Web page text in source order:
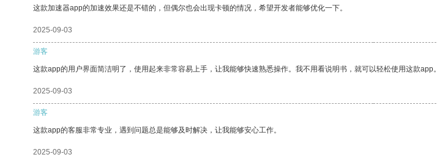
这款加速器app的加速效果还是不错的，但偶尔也会出现卡顿的情况，希望开发者能够优化一下。
2025-09-03
游客
这款app的用户界面简洁明了，使用起来非常容易上手，让我能够快速熟悉操作。我不用看说明书，就可以轻松使用这款app。
2025-09-03
游客
这款app的客服非常专业，遇到问题总是能够及时解决，让我能够安心工作。
2025-09-03